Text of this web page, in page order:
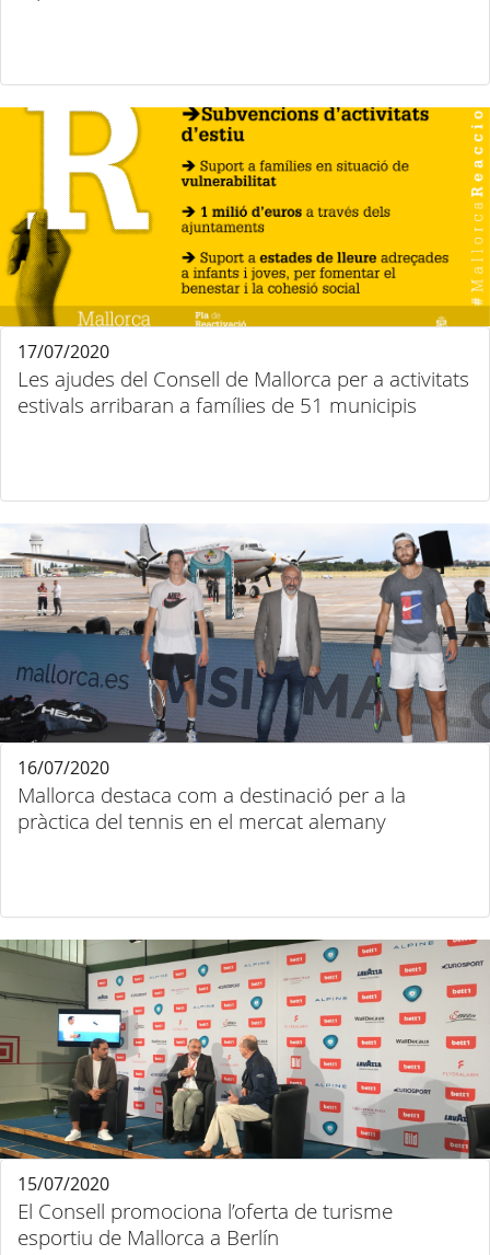
Les ajudes del Consell de Mallorca per a activitats
estivals arribaran a famílies de 51 municipis
17/07/2020
Mallorca destaca com a destinació per a la
pràctica del tennis en el mercat alemany
16/07/2020
El Consell promociona l’oferta de turisme
esportiu de Mallorca a Berlín
15/07/2020